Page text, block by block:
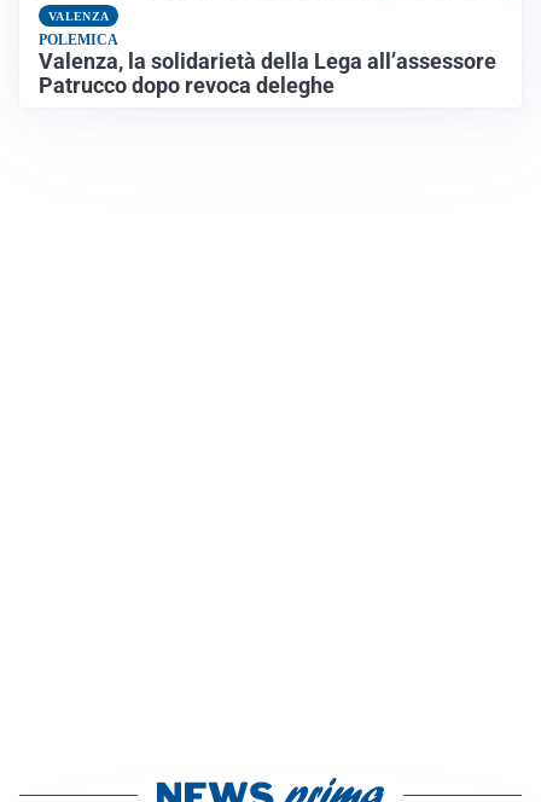
VALENZA
POLEMICA
Valenza, la solidarietà della Lega all’assessore
Patrucco dopo revoca deleghe